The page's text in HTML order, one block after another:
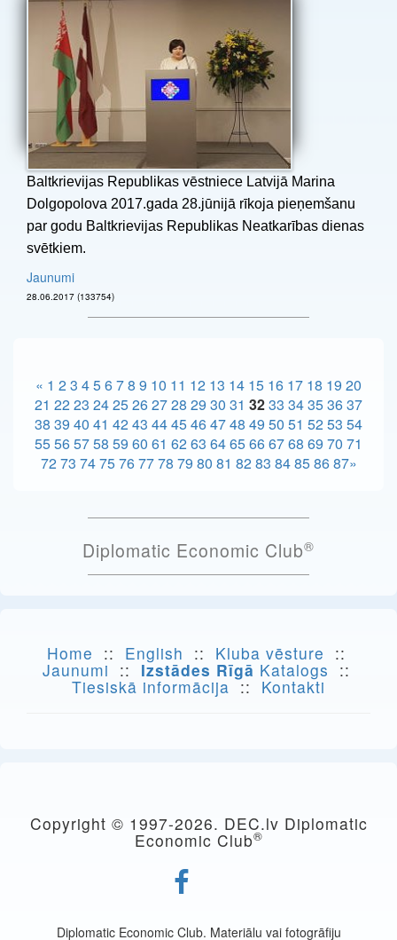
Baltkrievijas Republikas vēstniece Latvijā Marina
Dolgopolova 2017.gada 28.jūnijā rīkoja pieņemšanu
par godu Baltkrievijas Republikas Neatkarības dienas
svētkiem.
Jaunumi
28.06.2017 (133754)
« 1 23 45678 9 10 11 12 13 14 15 16 17 18 19 20
21 2223 2425262728 29 30 31 3233 34353637
38 39 40 41 42 43 4445464748 49 50 51 52 53 54
55565758 59 60 61 62 63 6465666768 69 70 71
72 73 7475767778 79 80 81 82 83 84858687»
Diplomatic Economic Club®
Home :: English :: Kluba vēsture ::
Jaunumi :: Izstādes Rīgā Katalogs ::
Tiesiskā informācija :: Kontakti
Copyright © 1997-2026. DEC.lv Diplomatic
Economic Club®
Diplomatic Economic Club. Materiālu vai fotogrāfiju